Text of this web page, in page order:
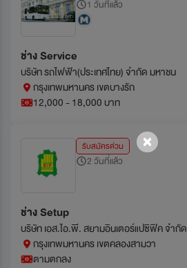
1 วันที่แล้ว
ช่าง Service
บริษัท รถไฟฟ้า(ประเทศไทย) จำกัด มหาชน
กรุงเทพมหานคร เขตบางรัก
12,000 - 18,000 บาท
รับสมัครด่วน
2 วันที่แล้ว
ช่าง Setup
บริษัท เอส.ไอ.พี. สยามอินเตอร์แปซิฟิค จำกัด
กรุงเทพมหานคร เขตคลองสามวา
ตามตกลง